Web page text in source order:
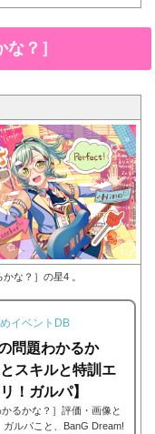
］。今回は、氷川日菜 星
像をタップ/クリックで画
ステータス名前氷川日
？］
な？］の星4 。
イベントDB
問題わかるか
スキルと特訓エ
！ガルパ】
るかな？］評価・画像と
ルパこと、BanG Dream!